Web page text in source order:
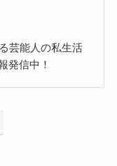
芸能人の私生活
発信中！